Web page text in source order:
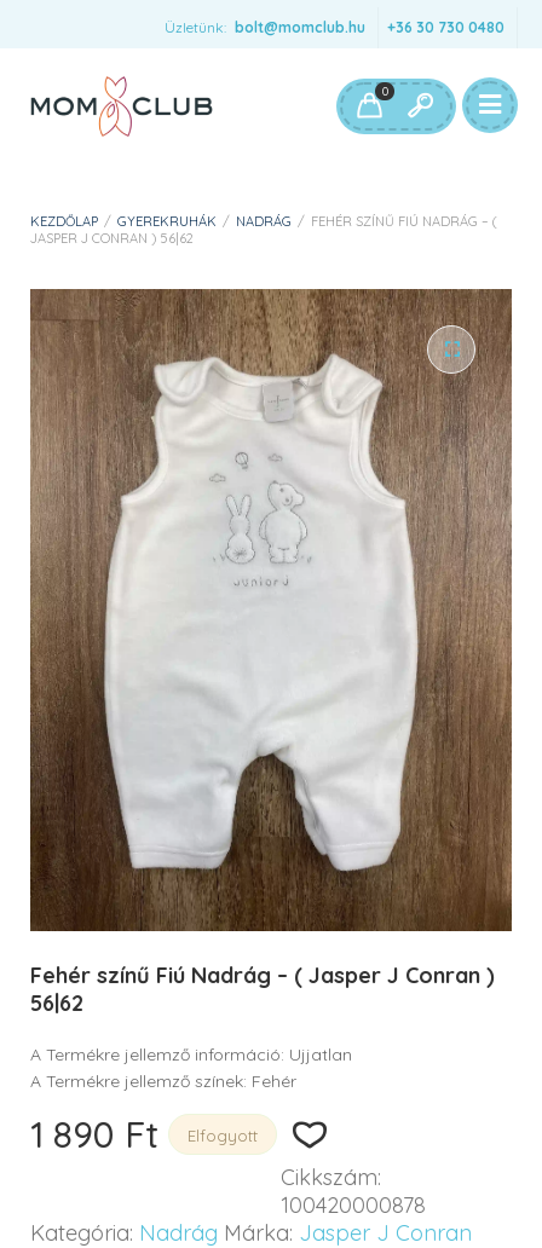
Üzletünk: bolt@momclub.hu +36 30 730 0480
0
KEZDŐLAP / GYEREKRUHÁK / NADRÁG / FEHÉR SZÍNŰ FIÚ NADRÁG – (
JASPER J CONRAN ) 56|62
Fehér színű Fiú Nadrág – ( Jasper J Conran )
56|62
A Termékre jellemző információ: Ujjatlan
A Termékre jellemző színek: Fehér
1 890 Ft Elfogyott
Cikkszám:
100420000878
Kategória: Nadrág Márka: Jasper J Conran